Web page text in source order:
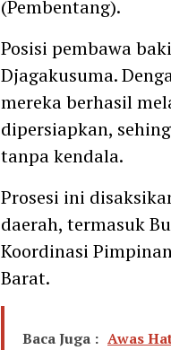
(Pembentang).
Posisi pembawa
Djagakusuma.
mereka berhasil
dipersiapkan,
tanpa kendala.
Prosesi ini
daerah, termasuk
Koordinasi
Barat.
Baca Juga : Awas